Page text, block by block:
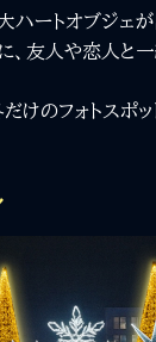
ハートオブジェが
、友人や恋人と
けのフォトスポッ